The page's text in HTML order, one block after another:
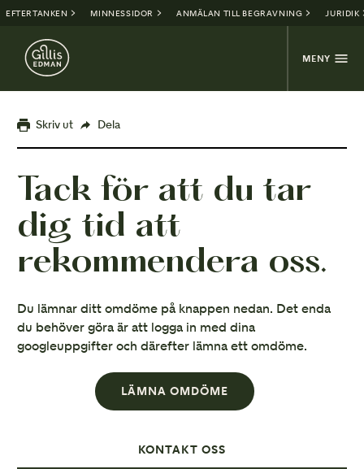
EFTERTANKEN MINNESSIDOR ANMÄLAN TILL BEGRAVNING JURIDIK
MENY
Skriv ut Dela
Tack för att du tar
dig tid att
rekommendera oss.
Du lämnar ditt omdöme på knappen nedan. Det enda
du behöver göra är att logga in med dina
googleuppgifter och därefter lämna ett omdöme.
LÄMNA OMDÖME
KONTAKT OSS